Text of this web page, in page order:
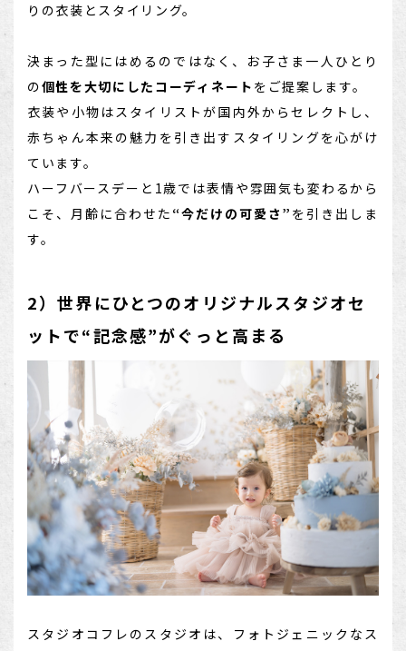
りの衣装とスタイリング。
決まった型にはめるのではなく、お子さま一人ひとり
の個性を大切にしたコーディネート をご提案します。
衣装や小物はスタイリストが国内外からセレクトし、
赤ちゃん本来の魅力を引き出すスタイリングを心がけ
ています。
ハーフバースデーと1歳では表情や雰囲気も変わるから
こそ、月齢に合わせた “今だけの可愛さ” を引き出しま
す。
2）世界にひとつのオリジナルスタジオセ
ットで“記念感”がぐっと高まる
スタジオコフレのスタジオは、フォトジェニックなス